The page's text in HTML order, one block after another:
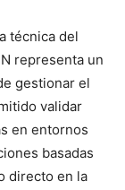
técnica del
representa un
gestionar el
validar
en entornos
basadas
directo en la